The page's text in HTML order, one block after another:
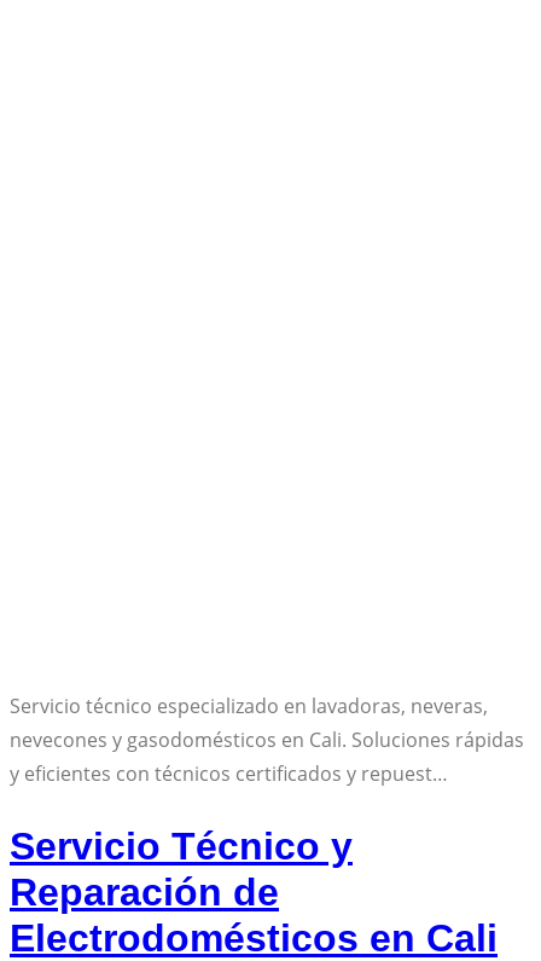
Servicio técnico especializado en lavadoras, neveras,
nevecones y gasodomésticos en Cali. Soluciones rápidas
y eficientes con técnicos certificados y repuest…
Servicio Técnico y
Reparación de
Electrodomésticos en Cali